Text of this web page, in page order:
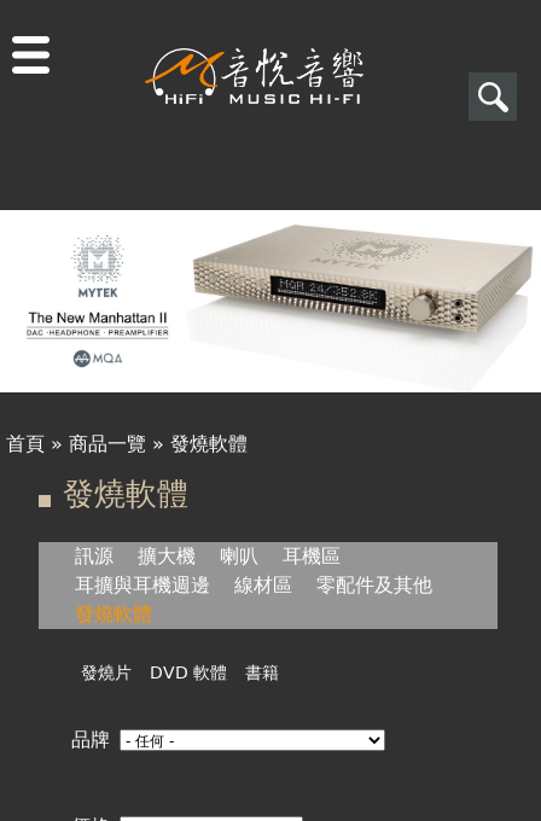
搜
表
單
搜
尋
您
在
首頁 » 商品一覽 » 發燒軟體
發燒軟體
訊源 擴大機 喇叭
耳機區
耳擴與耳機週邊
線材區
零配件及其他
發燒軟體
發燒片 DVD 軟體 書籍
品牌